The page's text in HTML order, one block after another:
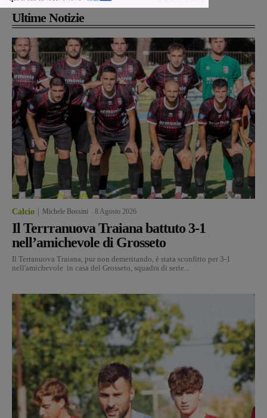
Ultime Notizie
Calcio Michele Bossini 8 Agosto 2026
Il Terrranuova Traiana battuto 3-1
nell’amichevole di Grosseto
Il Terranuova Traiana, pur non demeritando, è stata sconfitto per 3-1
nell'amichevole in casa del Grosseto, squadra di serie...